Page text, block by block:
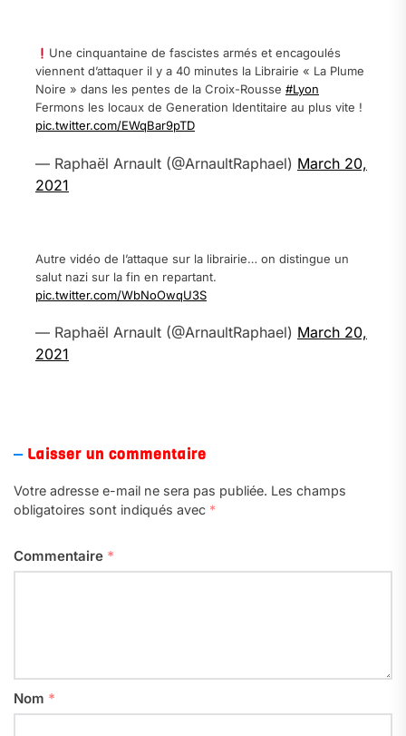
Une cinquantaine de fascistes armés et encagoulés
viennent d’attaquer il y a 40 minutes la Librairie « La Plume
Noire » dans les pentes de la Croix-Rousse #Lyon
Fermons les locaux de Generation Identitaire au plus vite !
pic.twitter.com/EWqBar9pTD
— Raphaël Arnault (@ArnaultRaphael) March 20,
2021
Autre vidéo de l’attaque sur la librairie… on distingue un
salut nazi sur la fin en repartant.
pic.twitter.com/WbNoOwqU3S
— Raphaël Arnault (@ArnaultRaphael) March 20,
2021
Laisser un commentaire
Votre adresse e-mail ne sera pas publiée. Les champs
obligatoires sont indiqués avec *
Commentaire *
Nom *